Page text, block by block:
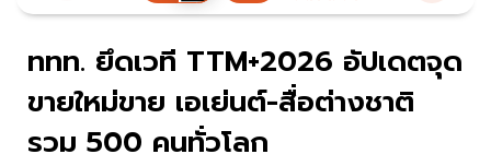
ททท. ยึดเวที TTM+2026 อัปเดตจุด
ขายใหม่ขาย เอเย่นต์-สื่อต่างชาติ
รวม 500 คนทั่วโลก